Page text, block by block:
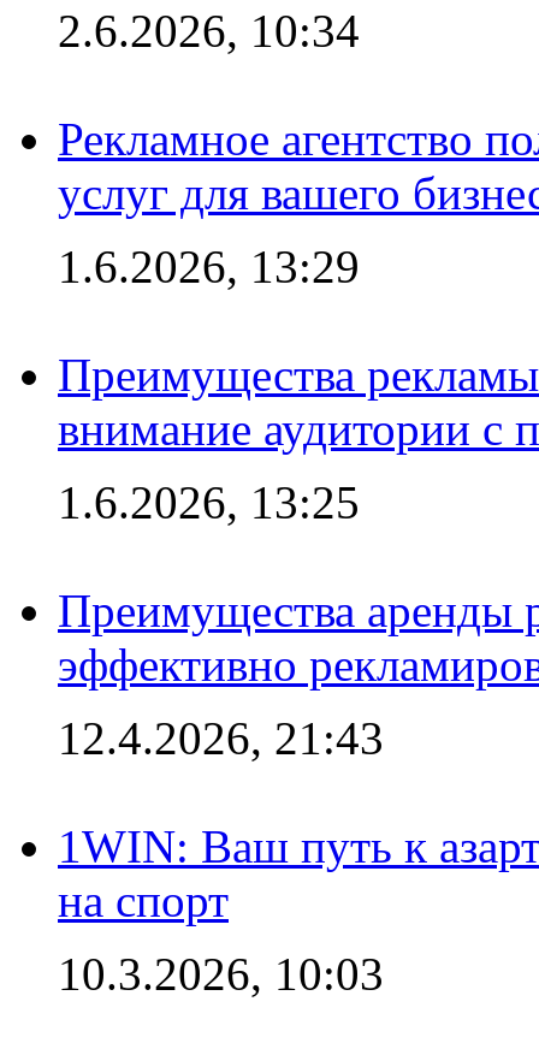
2.6.2026, 10:34
Рекламное агентство
услуг для вашего
1.6.2026, 13:29
Преимущества
внимание аудитории
1.6.2026, 13:25
Преимущества аренды
эффективно
12.4.2026, 21:43
1WIN: Ваш путь к
на спорт
10.3.2026, 10:03